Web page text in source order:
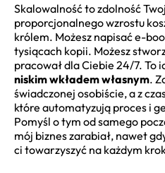
Skalowalność to zdolność
proporcjonalnego wzrostu
królem. Możesz napisać e-
tysiącach kopii. Możesz
pracował dla Ciebie 24/7. To
niskim wkładem własnym.
świadczonej osobiście, a z
które automatyzują proces i
Pomyśl o tym od samego
mój biznes zarabiał, nawet
ci towarzyszyć na każdym